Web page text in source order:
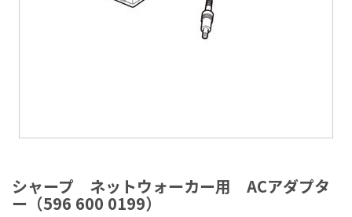
シャープ ネットウォーカー用 ACアダプタ
ー（596 600 0199）
メ
ー
ジ